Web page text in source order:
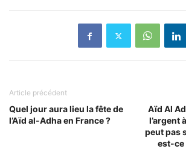
Article précédent
Quel jour aura lieu la fête de
l’Aïd al-Adha en France ?
Aïd Al
l’argent
peut pas
est-ce